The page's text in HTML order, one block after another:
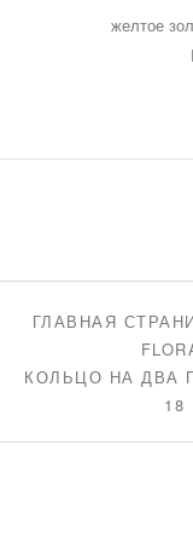
желтое
ГЛАВНАЯ
КОЛЬЦО НА ДВА